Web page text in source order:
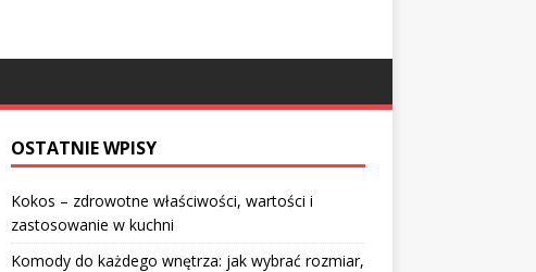
OSTATNIE WPISY
Kokos – zdrowotne właściwości, wartości i
zastosowanie w kuchni
Komody do każdego wnętrza: jak wybrać rozmiar,